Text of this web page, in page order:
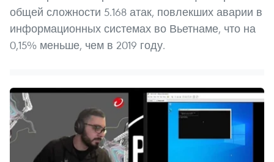
общей сложности 5.168 атак, повлекших аварии в
информационных системах во Вьетнаме, что на
0,15% меньше, чем в 2019 году.